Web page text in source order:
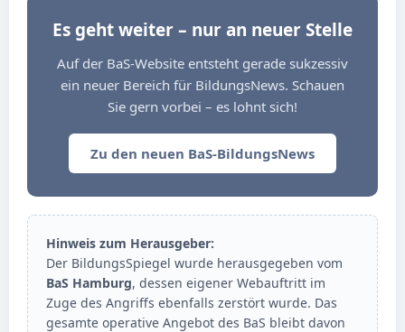
Es geht weiter – nur an neuer Stelle
Auf der BaS-Website entsteht gerade sukzessiv
ein neuer Bereich für BildungsNews. Schauen
Sie gern vorbei – es lohnt sich!
Zu den neuen BaS-BildungsNews
Hinweis zum Herausgeber:
Der BildungsSpiegel wurde herausgegeben vom
BaS Hamburg, dessen eigener Webauftritt im
Zuge des Angriffs ebenfalls zerstört wurde. Das
gesamte operative Angebot des BaS bleibt davon